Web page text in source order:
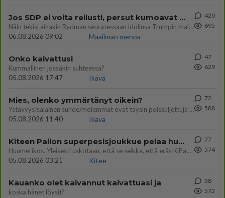
Jos SDP ei voita reilusti, persut kumoavat demokratian Suomesta
Näin tekisi ainakin Rydman seuratessaan idolinsa Trumpin mallia https://www.is.fi/politiikka/art-2000012187244.html
06.08.2026 09:02
Maailman menoa
420
695
Onko kaivattusi
Kummallinen jossakin suhteessa?
05.08.2026 17:47
Ikävä
47
629
Mies, olenko ymmärtänyt oikein?
Ystävyys/salainen suhde/molemmat ovat täysin poissuljettuja asioita? Nainen
05.08.2026 11:40
Ikävä
72
588
Kiteen Pallon superpesisjoukkue pelaa huumeiden vaikutuksen alaisena
Huumerikos. Yleisesti uskotaan, että se seikka, että eräs KiPan pelaaja kärähtää huumeista, on vain jäävuoren huippu. M
05.08.2026 03:21
Kitee
77
574
Kauanko olet kaivannut kaivattuasi ja
koska hänet löysit?
38
572